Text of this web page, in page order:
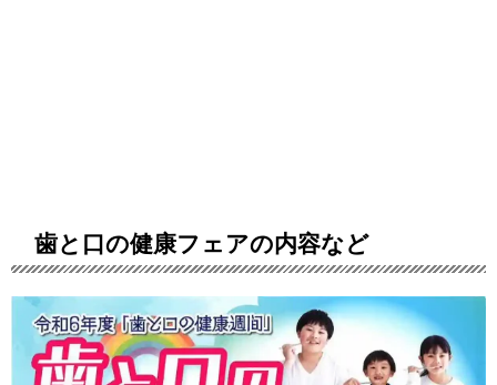
歯と口の健康フェアの内容など